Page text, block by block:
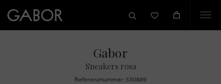
Gabor
Sneakers rosa
Referenznummer: 530889